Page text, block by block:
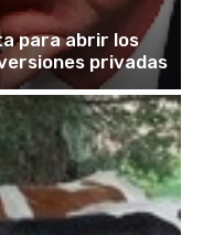
para abrir los
privadas